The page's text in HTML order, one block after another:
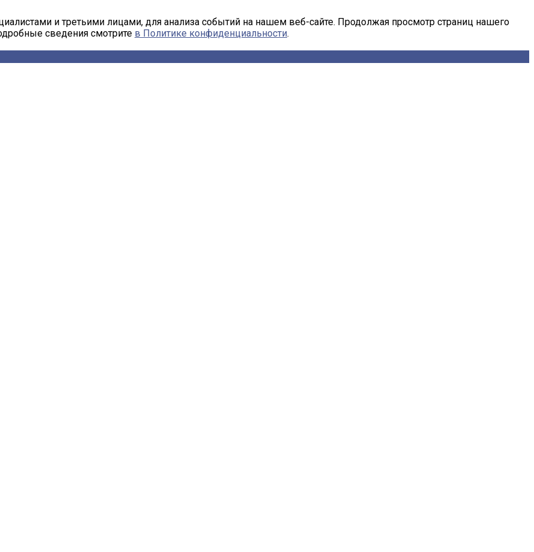
и третьими лицами, для анализа событий на нашем веб-сайте. Продолжая просмотр страниц нашего
сведения смотрите в Политике конфиденциальности.